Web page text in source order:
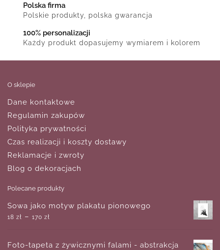
Polska firma
Polskie produkty, polska gwarancja
100% personalizacji
Każdy produkt dopasujemy wymiarem i kolorem
O sklepie
Dane kontaktowe
Regulamin zakupów
Polityka prywatności
Czas realizacji i koszty dostawy
Reklamacje i zwroty
Blog o dekoracjach
Polecane produkty
Sowa jako motyw plakatu pionowego
18 zł – 170 zł
Foto-tapeta z żywicznymi falami - abstrakcja